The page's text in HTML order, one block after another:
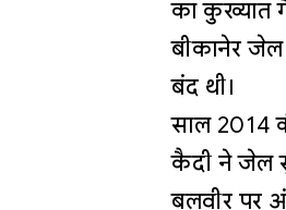
का कुख्यात
बीकानेर
बंद थी।
साल 2014
कैदी ने जेल
बलवीर पर